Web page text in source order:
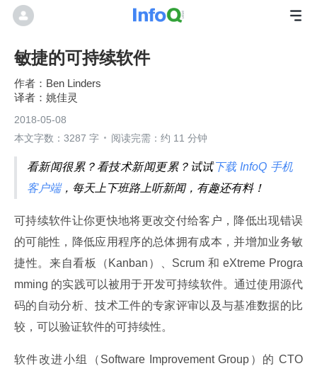
敏捷的可持续软件
Ben Linders
姚佳灵
2018-05-08
本文字数：3287 字
阅读完需：约 11 分钟
看新闻很累？看技术新闻更累？试试下载 InfoQ 手机
客户端，每天上下班路上听新闻，有趣还有料！
可持续软件让你更快地将更改交付给客户，降低出现错误
的可能性，降低应用程序的总体拥有成本，并增加业务敏
捷性。来自看板（Kanban）、Scrum 和 eXtreme Progra
mming 的实践可以被用于开发可持续软件。通过使用源代
码的自动分析、技术工件的专家评审以及与基准数据的比
较，可以验证软件的可持续性。
软件改进小组（Software Improvement Group）的 CTO